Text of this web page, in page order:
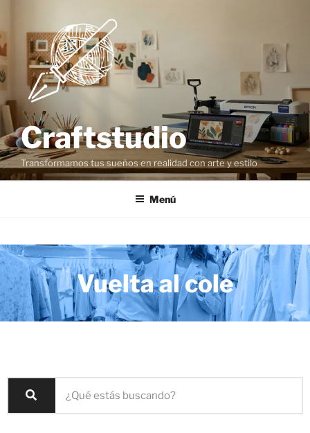
Craftstudio
Transformamos tus sueños en realidad con arte y estilo
Menú
Vuelta al cole